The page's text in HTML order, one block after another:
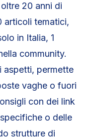
20 anni di
articoli tematici,
in Italia, 1
community.
aspetti, permette
vaghe o fuori
con dei link
o delle
strutture di